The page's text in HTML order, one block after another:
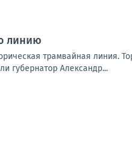
линию
трамвайная линия.
губернатор Александр...